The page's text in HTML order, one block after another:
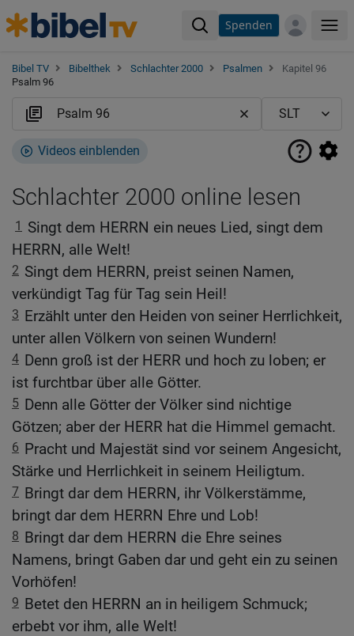
Spenden
Bibel TV Bibelthek Schlachter 2000 Psalmen
Kapitel 96
Psalm 96
Videos einblenden
Schlachter 2000 online lesen
1 Singt dem HERRN ein neues Lied, singt dem
HERRN, alle Welt!
2 Singt dem HERRN, preist seinen Namen,
verkündigt Tag für Tag sein Heil!
3 Erzählt unter den Heiden von seiner Herrlichkeit,
unter allen Völkern von seinen Wundern!
4 Denn groß ist der HERR und hoch zu loben; er
ist furchtbar über alle Götter.
5 Denn alle Götter der Völker sind nichtige
Götzen; aber der HERR hat die Himmel gemacht.
6 Pracht und Majestät sind vor seinem Angesicht,
Stärke und Herrlichkeit in seinem Heiligtum.
7 Bringt dar dem HERRN, ihr Völkerstämme,
bringt dar dem HERRN Ehre und Lob!
8 Bringt dar dem HERRN die Ehre seines
Namens, bringt Gaben dar und geht ein zu seinen
Vorhöfen!
9 Betet den HERRN an in heiligem Schmuck;
erbebt vor ihm, alle Welt!